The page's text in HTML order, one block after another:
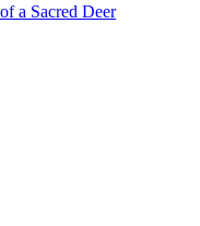
a Sacred Deer